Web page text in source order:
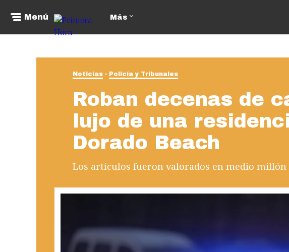
Menú Más
Noticias Policía y Tribunales
Roban decenas de
lujo de una
Dorado Beach
Los artículos fueron valorados en medio millón